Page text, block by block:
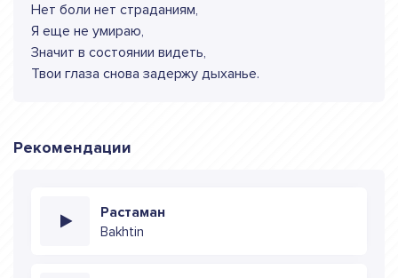
Нет боли нет страданиям,
Я еще не умираю,
Значит в состоянии видеть,
Твои глаза снова задержу дыханье.
Рекомендации
Растаман
Bakhtin